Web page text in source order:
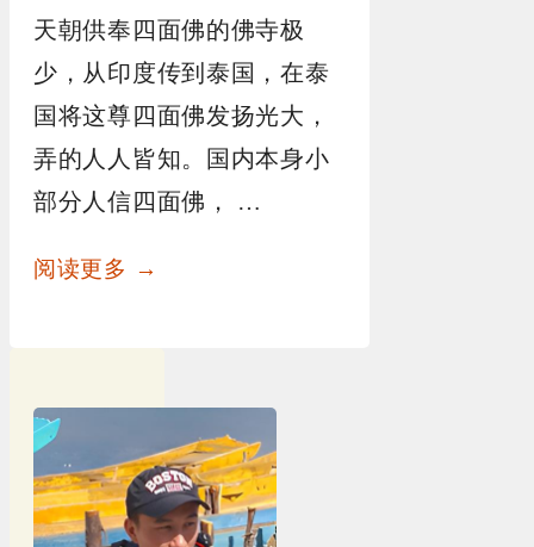
天朝供奉四面佛的佛寺极
少，从印度传到泰国，在泰
国将这尊四面佛发扬光大，
弄的人人皆知。国内本身小
部分人信四面佛， …
阅读更多 →